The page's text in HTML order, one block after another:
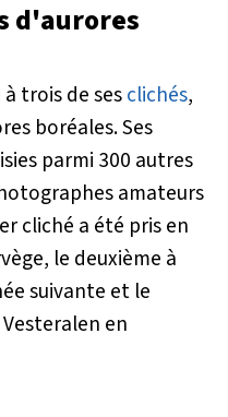
d'aurores
trois de sesclichés,
boréales. Ses
parmi 300 autres
amateurs
cliché a été pris en
le deuxième à
suivante et le
en